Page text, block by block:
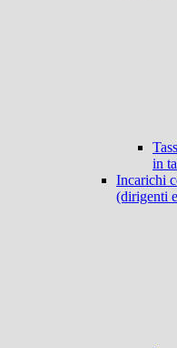
in
Incarichi
(dirigenti